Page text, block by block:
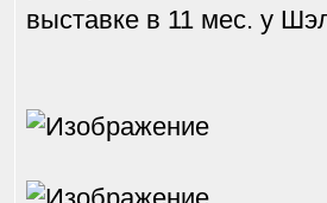
выставке в 11 мес. у